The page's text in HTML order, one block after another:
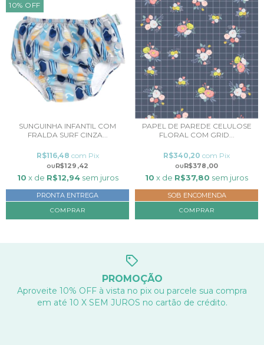
10% OFF
SUNGUINHA INFANTIL COM
FRALDA SURF CINZA...
R$129,42
R$116,48 com Pix
10 x de R$12,94 sem juros
PRONTA ENTREGA
COMPRAR
PAPEL DE PAREDE CELULOSE
FLORAL COM GRID...
R$378,00
R$340,20 com Pix
10 x de R$37,80 sem juros
SOB ENCOMENDA
COMPRAR
PROMOÇÃO
Aproveite 10% OFF à vista no pix ou parcele sua compra
em até 10 X SEM JUROS no cartão de crédito.